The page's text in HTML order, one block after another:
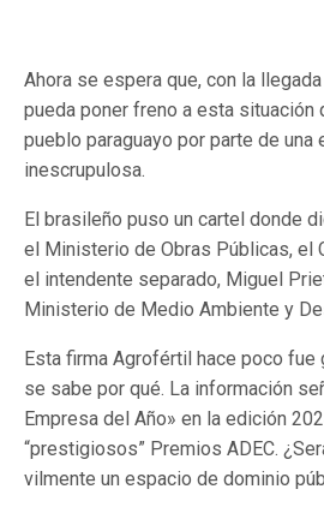
Ahora se espera que, con la
pueda poner freno a esta situación
pueblo paraguayo por parte de una
inescrupulosa.
El brasileño puso un cartel donde
el Ministerio de Obras Públicas, el
el intendente separado, Miguel
Ministerio de Medio Ambiente y
Esta firma Agrofértil hace poco fue
se sabe por qué. La información
Empresa del Año» en la edición
“prestigiosos” Premios ADEC.
vilmente un espacio de dominio